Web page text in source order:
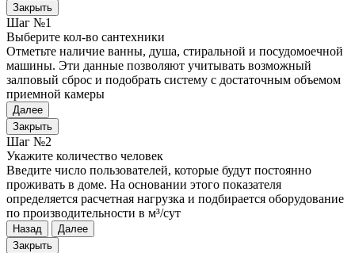
Закрыть
Шаг №1
Выберите кол-во сантехники
Отметьте наличие ванны, душа, стиральной и посудомоечной
машины. Эти данные позволяют учитывать возможный
залповый сброс и подобрать систему с достаточным объемом
приемной камеры
Далее
Закрыть
Шаг №2
Укажите количество человек
Введите число пользователей, которые будут постоянно
проживать в доме. На основании этого показателя
определяется расчетная нагрузка и подбирается оборудование
по производительности в м³/сут
Назад
Далее
Закрыть